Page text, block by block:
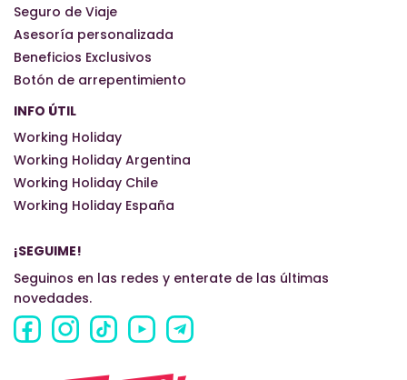
Seguro de Viaje
Asesoría personalizada
Beneficios Exclusivos
Botón de arrepentimiento
INFO ÚTIL
Working Holiday
Working Holiday Argentina
Working Holiday Chile
Working Holiday España
¡SEGUIME!
Seguinos en las redes y enterate de las últimas
novedades.